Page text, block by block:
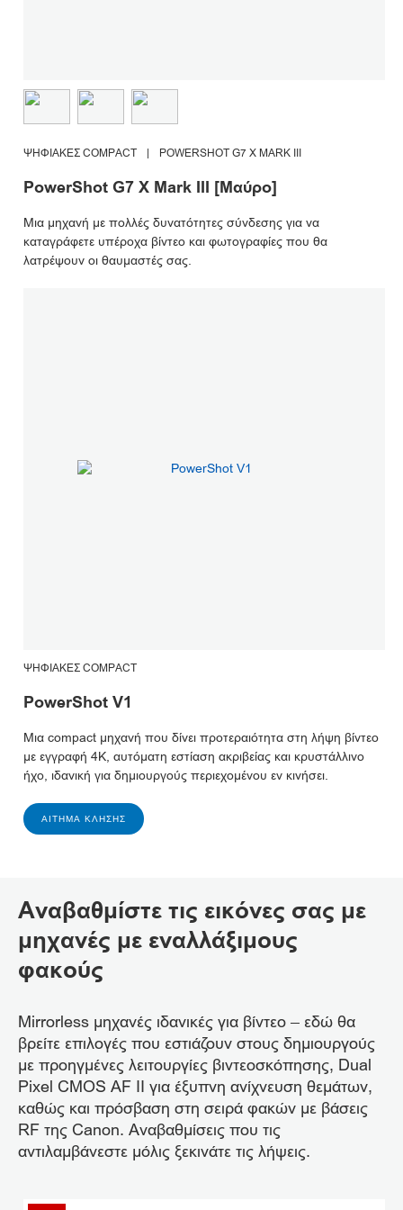
ΨΗΦΙΑΚΈΣ COMPACT | POWERSHOT G7 X MARK III
PowerShot G7 X Mark III [Μαύρο]
Μια μηχανή με πολλές δυνατότητες σύνδεσης για να
καταγράφετε υπέροχα βίντεο και φωτογραφίες που θα
λατρέψουν οι θαυμαστές σας.
ΨΗΦΙΑΚΈΣ COMPACT
PowerShot V1
Μια compact μηχανή που δίνει προτεραιότητα στη λήψη βίντεο
με εγγραφή 4K, αυτόματη εστίαση ακριβείας και κρυστάλλινο
ήχο, ιδανική για δημιουργούς περιεχομένου εν κινήσει.
ΑΊΤΗΜΑ ΚΛΉΣΗΣ
Αναβαθμίστε τις εικόνες σας με
μηχανές με εναλλάξιμους
φακούς
Mirrorless μηχανές ιδανικές για βίντεο – εδώ θα
βρείτε επιλογές που εστιάζουν στους δημιουργούς
με προηγμένες λειτουργίες βιντεοσκόπησης, Dual
Pixel CMOS AF II για έξυπνη ανίχνευση θεμάτων,
καθώς και πρόσβαση στη σειρά φακών με βάσεις
RF της Canon. Αναβαθμίσεις που τις
αντιλαμβάνεστε μόλις ξεκινάτε τις λήψεις.